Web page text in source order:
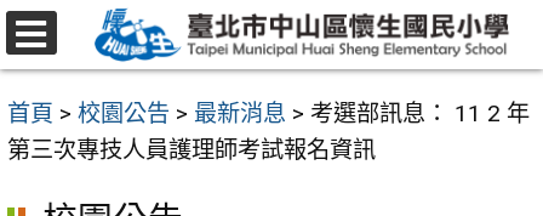
跳
至
要
內
首頁 > 校園公告 > 最新消息 > 考選部訊息： 11 2 年
第三次專技人員護理師考試報名資訊
選
單